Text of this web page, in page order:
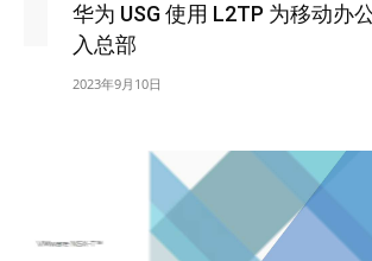
华为 USG 使用 L2TP 为移动办
入总部
2023年9月10日